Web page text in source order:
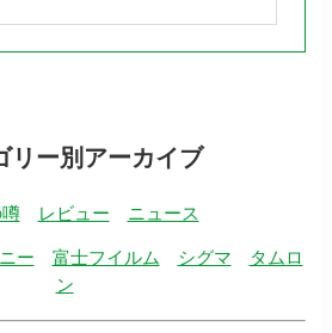
リー別アーカイブ
レビュー ニュース
ー 富士フイルム シグマ
タムロ
ン